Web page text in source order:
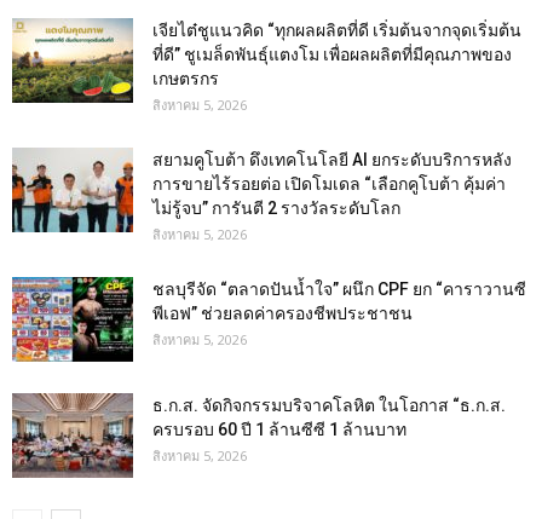
เจียไต๋ชูแนวคิด “ทุกผลผลิตที่ดี เริ่มต้นจากจุดเริ่มต้น
ที่ดี” ชูเมล็ดพันธุ์แตงโม เพื่อผลผลิตที่มีคุณภาพของ
เกษตรกร
สิงหาคม 5, 2026
สยามคูโบต้า ดึงเทคโนโลยี AI ยกระดับบริการหลัง
การขายไร้รอยต่อ เปิดโมเดล “เลือกคูโบต้า คุ้มค่า
ไม่รู้จบ” การันตี 2 รางวัลระดับโลก
สิงหาคม 5, 2026
ชลบุรีจัด “ตลาดปันน้ำใจ” ผนึก CPF ยก “คาราวานซี
พีเอฟ” ช่วยลดค่าครองชีพประชาชน
สิงหาคม 5, 2026
ธ.ก.ส. จัดกิจกรรมบริจาคโลหิต ในโอกาส “ธ.ก.ส.
ครบรอบ 60 ปี 1 ล้านซีซี 1 ล้านบาท
สิงหาคม 5, 2026